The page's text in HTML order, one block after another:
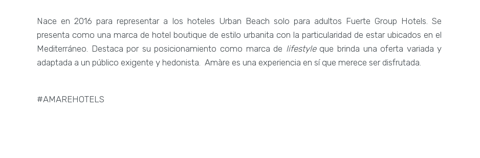
Nace en 2016 para representar a los hoteles Urban Beach solo para adultos Fuerte Group Hotels. Se
presenta como una marca de hotel boutique de estilo urbanita con la particularidad de estar ubicados en el
Mediterráneo. Destaca por su posicionamiento como marca de lifestyleque brinda una oferta variada y
adaptada a un público exigente y hedonista. Amàre es una experiencia en sí que merece ser disfrutada.
#AMAREHOTELS